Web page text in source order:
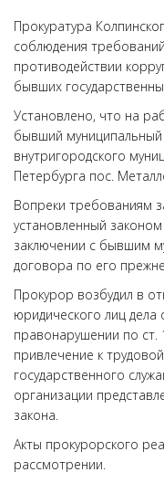
Прокуратура
соблюдения
противодействии
бывших
Установлено, что на
бывший
внутригородского
Петербурга пос.
Вопреки требованиям
установленный
заключении с бывшим
договора по его
Прокурор возбудил в
юридического лиц
правонарушении по ст.
привлечение к
государственного
организации
закона.
Акты прокурорского
рассмотрении.